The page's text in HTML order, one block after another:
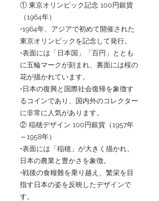
① 東京オリンピック記念 100円銀貨
（1964年）
•1964年、アジアで初めて開催された
東京オリンピックを記念して発行。
•表面には「日本国」「百円」ととも
に五輪マークが刻まれ、裏面には桜の
花が描かれています。
•日本の復興と国際社会復帰を象徴す
るコインであり、国内外のコレクター
に非常に人気があります。
② 稲穂デザイン 100円銀貨（1957年
～1958年）
•表面には「稲穂」が大きく描かれ、
日本の農業と豊かさを象徴。
•戦後の食糧難を乗り越え、繁栄を目
指す日本の姿を反映したデザインで
す。